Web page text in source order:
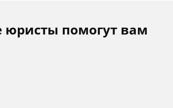
помогут вам